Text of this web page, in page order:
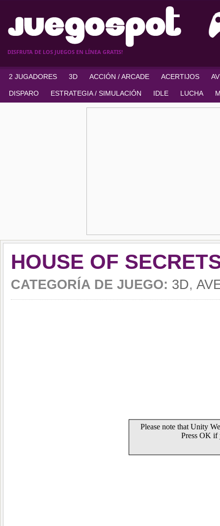
DISFRUTA DE LOS JUEGOS EN LÍNEA GRATIS!
2 JUGADORES 3D ACCIÓN / ARCADE ACERTIJOS
DISPARO ESTRATEGIA / SIMULACIÓN IDLE LUCHA
HOUSE OF
CATEGORÍA DE JUEGO: 3D,